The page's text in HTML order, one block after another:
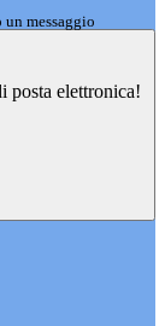
messaggio
posta elettronica!